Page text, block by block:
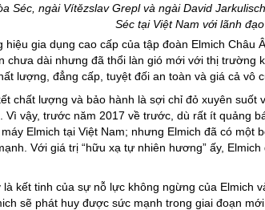
Séc, ngài Vítězslav Grepl và ngài David
Séc tại Việt Nam với lãnh
hiệu gia dụng cao cấp của tập đoàn Elmich Châu
chưa dài nhưng đã thổi làn gió mới với thị trường
lượng, đẳng cấp, tuyệt đối an toàn và giá cả vô
chất lượng và bảo hành là sợi chỉ đỏ xuyên suốt
Vì vậy, trước năm 2017 về trước, dù rất ít quảng
Elmich tại Việt Nam; nhưng Elmich đã có một
Với giá trị “hữu xạ tự nhiên hương” ấy,
là kết tinh của sự nỗ lực không ngừng của Elmich
sẽ phát huy được sức mạnh trong giai đoạn mới.